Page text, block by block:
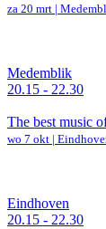
za 20 mrt |
Medemblik
20.15 - 22.30
The best music
wo 7 okt |
Eindhoven
20.15 - 22.30